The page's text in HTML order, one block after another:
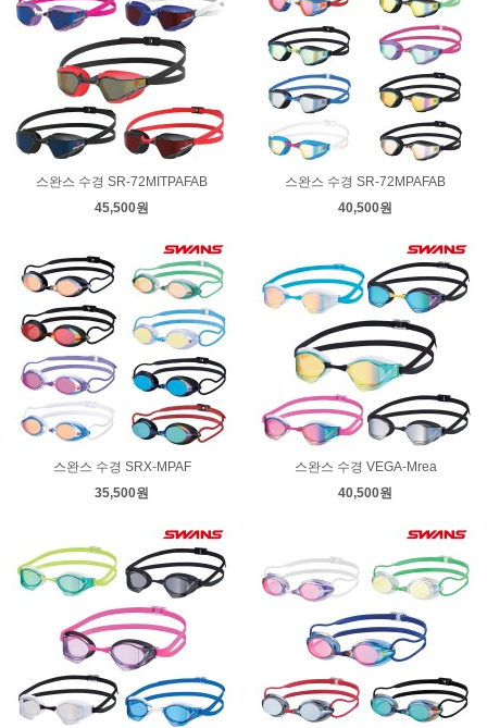
스완스 수경 SR-72MITPAFAB
45,500원
스완스 수경 SR-72MPAFAB
40,500원
스완스 수경 SRX-MPAF
35,500원
스완스 수경 VEGA-Mrea
40,500원